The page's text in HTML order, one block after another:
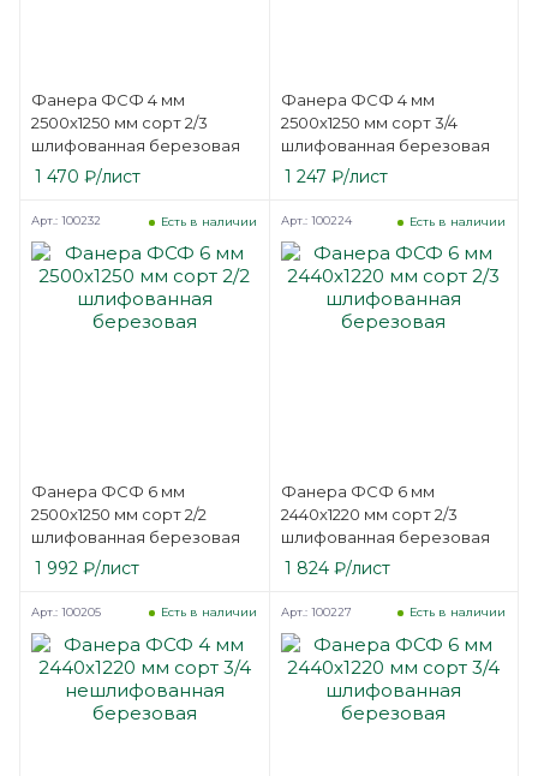
Фанера ФСФ 4 мм
2500х1250 мм сорт 2/3
шлифованная березовая
1 470 ₽/лист
Фанера ФСФ 4 мм
2500х1250 мм сорт 3/4
шлифованная березовая
1 247 ₽/лист
Фанера ФСФ 6 мм
2500х1250 мм сорт 2/2
шлифованная березовая
Есть в наличии
Арт.: 100232
1 992 ₽/лист
Фанера ФСФ 6 мм
2440х1220 мм сорт 2/3
шлифованная березовая
Есть в наличии
Арт.: 100224
1 824₽/лист
Есть в наличии
Арт.: 100205 Есть в наличии
Арт.: 100227